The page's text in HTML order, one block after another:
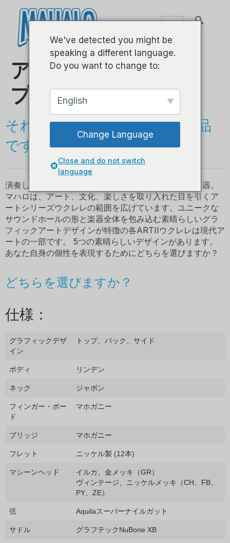
アートIIシリーズ–ソ
プラノ
それぞれのデザインは芸術作品
です！
演奏しやすく、独自のストーリーを伝える高品質の楽器。
マハロは、アート、文化、楽しさを取り入れた目を引くア
ートシリーズウクレレの範囲を広げています。ユニークな
サウンドホールの形と楽器全体を包み込む素晴らしいグラ
フィックアートデザインが特徴の各ARTIIウクレレは現代ア
ートの一部です。 5つの素晴らしいデザインがあります。
あなた自身の個性を表現するためにどちらを選びますか？
どちらを選びますか？
仕様：
グラフィックデザ
イン
トップ、バック、サイド
ボディ リンデン
ネック ジャボン
フィンガー・ボー
ド
マホガニー
ブリッジ マホガニー
フレット ニッケル製 (12本)
マシーンヘッド
イルカ、金メッキ（GR）
ヴィンテージ、ニッケルメッキ（CH、FB、
PY、ZE）
弦 Aquilaスーパーナイルガット
サドル グラフテックNuBone XB
We've detected you might be
speaking a different language.
Do you want to change to:
English
Change Language
Close and do not switch
language